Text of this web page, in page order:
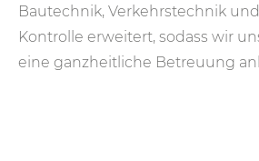
Bautechnik, Verkehrstechnik
Kontrolle erweitert, sodass wir
eine ganzheitliche Betreuung